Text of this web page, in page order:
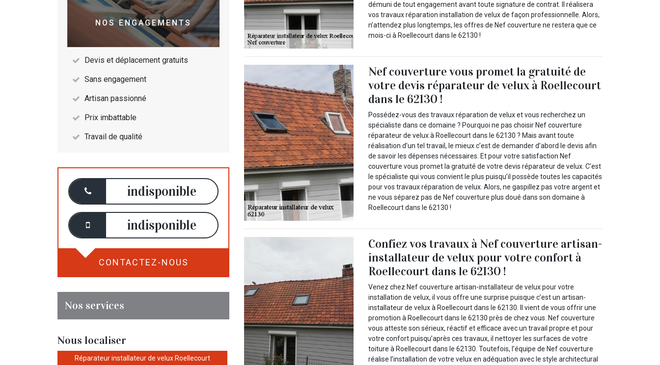
NOS ENGAGEMENTS
Devis et déplacement gratuits
Sans engagement
Artisan passionné
Prix imbattable
Travail de qualité
indisponible
indisponible
CONTACTEZ-NOUS
Nos services
Nous localiser
Réparateur installateur de velux Roellecourt
démuni de tout engagement avant toute signature de contrat. Il réalisera
vos travaux réparation installation de velux de façon professionnelle. Alors,
n’attendez plus longtemps, les offres de Nef couverture ne restera que ce
mois-ci à Roellecourt dans le 62130 !
Nef couverture vous promet la gratuité de
votre devis réparateur de velux à Roellecourt
dans le 62130 !
Possédez-vous des travaux réparation de velux et vous recherchez un
spécialiste dans ce domaine ? Pourquoi ne pas choisir Nef couverture
réparateur de velux à Roellecourt dans le 62130 ? Mais avant toute
réalisation d’un tel travail, le mieux c’est de demander d’abord le devis afin
de savoir les dépenses nécessaires. Et pour votre satisfaction Nef
couverture vous promet la gratuité de votre devis réparateur de velux. C’est
le spécialiste qui vous convient le plus puisqu’il possède toutes les capacités
pour vos travaux réparation de velux. Alors, ne gaspillez pas votre argent et
ne vous séparez pas de Nef couverture plus doué dans son domaine à
Roellecourt dans le 62130 !
Confiez vos travaux à Nef couverture artisan-
installateur de velux pour votre confort à
Roellecourt dans le 62130 !
Venez chez Nef couverture artisan-installateur de velux pour votre
installation de velux, il vous offre une surprise puisque c’est un artisan-
installateur de velux à Roellecourt dans le 62130. Il vient de vous offrir une
promotion à Roellecourt dans le 62130 près de chez vous. Nef couverture
vous atteste son sérieux, réactif et efficace avec un travail propre et pour
votre confort puisqu’après ces travaux, il nettoyer les surfaces de votre
toiture à Roellecourt dans le 62130. Toutefois, l’équipe de Nef couverture
réalise l’installation de votre velux en adéquation avec le style architectural